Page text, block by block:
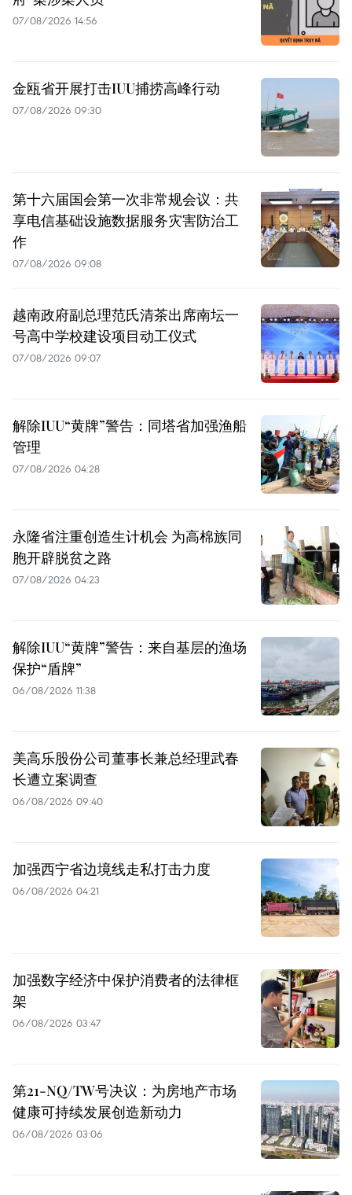
07/08/2026 14:56
金瓯省开展打击IUU捕捞高峰行动
07/08/2026 09:30
第十六届国会第一次非常规会议：共
享电信基础设施数据服务灾害防治工
作
07/08/2026 09:08
越南政府副总理范氏清茶出席南坛一
号高中学校建设项目动工仪式
07/08/2026 09:07
解除IUU“黄牌”警告：同塔省加强渔船
管理
07/08/2026 04:28
永隆省注重创造生计机会 为高棉族同
胞开辟脱贫之路
07/08/2026 04:23
解除IUU“黄牌”警告：来自基层的渔场
保护“盾牌”
06/08/2026 11:38
美高乐股份公司董事长兼总经理武春
长遭立案调查
06/08/2026 09:40
加强西宁省边境线走私打击力度
06/08/2026 04:21
加强数字经济中保护消费者的法律框
架
06/08/2026 03:47
第21-NQ/TW号决议：为房地产市场
健康可持续发展创造新动力
06/08/2026 03:06